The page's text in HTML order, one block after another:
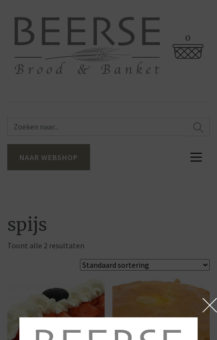
0
NAAR WEBSHOP
spijs
Toont alle 2 resultaten